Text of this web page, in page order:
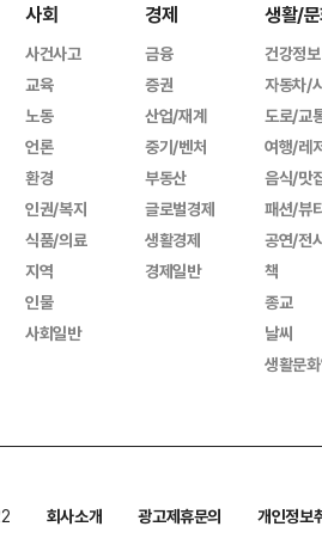
사회
사건사고
교육
노동
언론
환경
인권/복지
식품/의료
지역
인물
사회일반
경제
금융
증권
산업/재계
중기/벤처
부동산
글로벌경제
생활경제
경제일반
생활/
건강정보
자동차/
도로/교
여행/레
음식/맛
패션/뷰
공연/전
책
종교
날씨
생활문
회사소개 광고제휴문의
개인정보